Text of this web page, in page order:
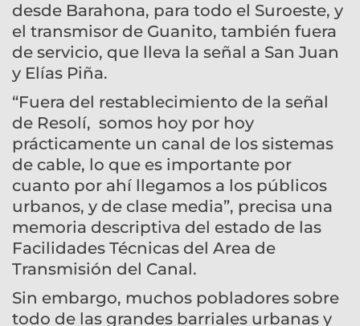
desde Barahona, para todo el Suroeste, y
el transmisor de Guanito, también fuera
de servicio, que lleva la señal a San Juan
y Elías Piña.
“Fuera del restablecimiento de la señal
de Resolí, somos hoy por hoy
prácticamente un canal de los sistemas
de cable, lo que es importante por
cuanto por ahí llegamos a los públicos
urbanos, y de clase media”, precisa una
memoria descriptiva del estado de las
Facilidades Técnicas del Area de
Transmisión del Canal.
Sin embargo, muchos pobladores sobre
todo de las grandes barriales urbanas y